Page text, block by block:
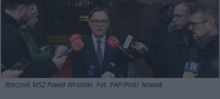
Rzecznik MSZ Paweł Wroński. Fot. PAP/Piotr Nowak